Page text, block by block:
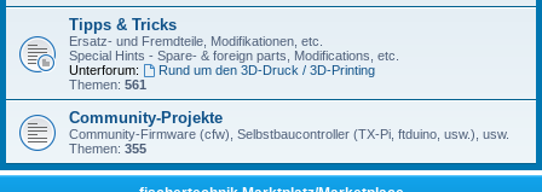
Tipps & Tricks
Ersatz- und Fremdteile, Modifikationen, etc.
Special Hints - Spare- & foreign parts, Modifications, etc.
Unterforum:
Rund um den 3D-Druck / 3D-Printing
Themen: 561
Community-Projekte
Community-Firmware (cfw), Selbstbaucontroller (TX-Pi, ftduino, usw.), usw.
Themen: 355